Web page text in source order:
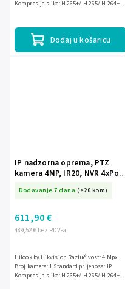
Dodaj u košaricu
Kompresija slike: H.265+/ H.265/ H.264+/
IP nadzorna oprema, PTZ
kamera 4MP, IR20, NVR
Hikvision
Dodavanje 7 dana (>20 kom)
489,52 € bez PDV-a
611,90 €
Hilook by Hikvision Razlučivost: 4 Mpx
Broj kamera: 1 Standard prijenosa: IP
Kompresija slike: H.265+/ H.265/ H.264+/